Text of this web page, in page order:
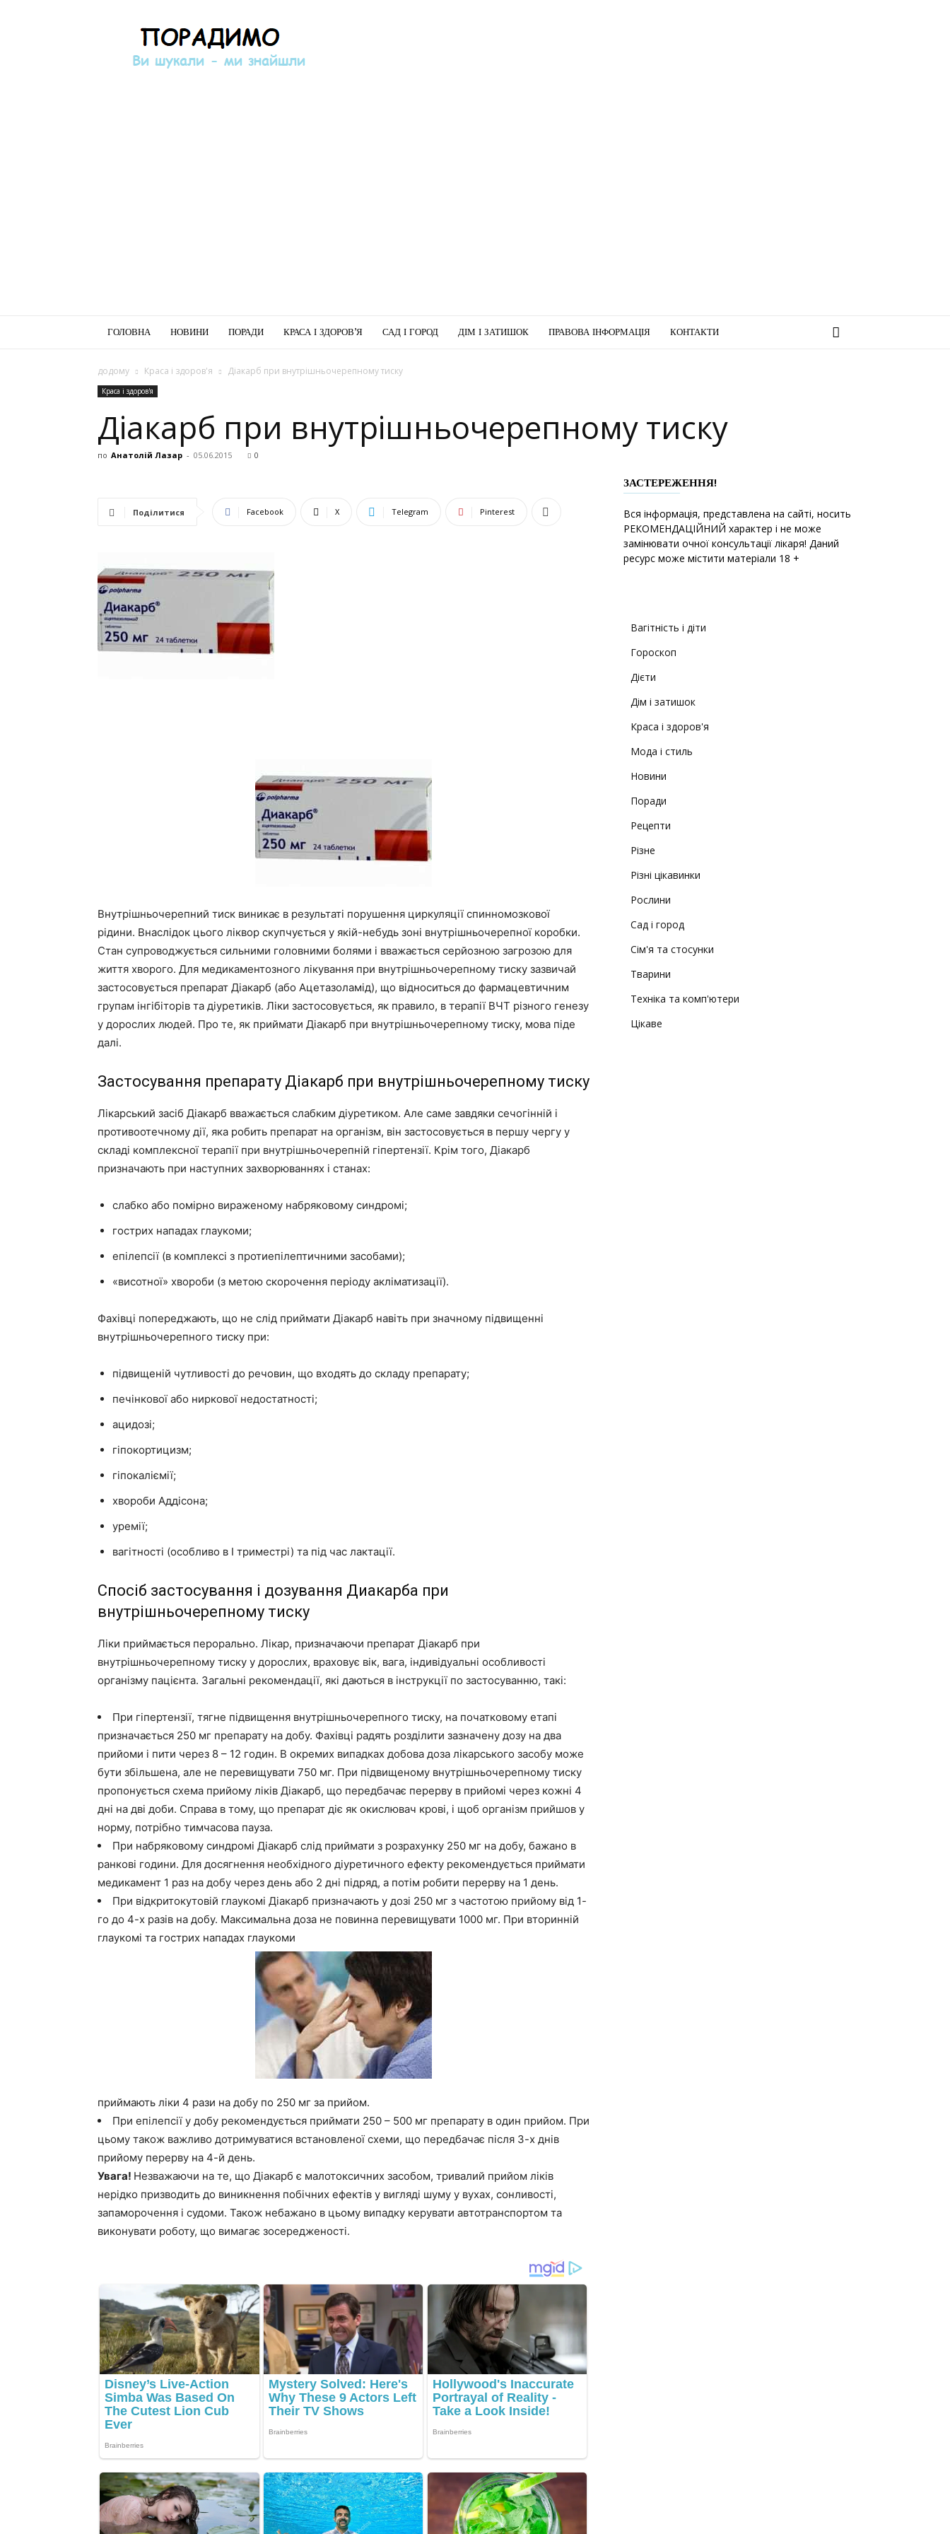
Порадимо
ГОЛОВНА НОВИНИ ПОРАДИ КРАСА І ЗДОРОВ’Я САД І ГОРОД ДІМ І ЗАТИШОК ПРАВОВА ІНФОРМАЦІЯ КОНТАКТИ
додому Краса і здоров'я Діакарб при внутрішньочерепному тиску
Краса і здоров'я
Діакарб при внутрішньочерепному тиску
по Анатолій Лазар - 05.06.2015 0
Поділитися Facebook X Telegram Pinterest
Внутрішньочерепний тиск виникає в результаті порушення циркуляції спинномозкової
рідини. Внаслідок цього ліквор скупчується у якій-небудь зоні внутрішньочерепної коробки.
Стан супроводжується сильними головними болями і вважається серйозною загрозою для
життя хворого. Для медикаментозного лікування при внутрішньочерепному тиску зазвичай
застосовується препарат Діакарб (або Ацетазоламід), що відноситься до фармацевтичним
групам інгібіторів та діуретиків. Ліки застосовується, як правило, в терапії ВЧТ різного генезу
у дорослих людей. Про те, як приймати Діакарб при внутрішньочерепному тиску, мова піде
далі.
Застосування препарату Діакарб при внутрішньочерепному тиску
Лікарський засіб Діакарб вважається слабким діуретиком. Але саме завдяки сечогінній і
противоотечному дії, яка робить препарат на організм, він застосовується в першу чергу у
складі комплексної терапії при внутрішньочерепній гіпертензії. Крім того, Діакарб
призначають при наступних захворюваннях і станах:
слабко або помірно вираженому набряковому синдромі;
гострих нападах глаукоми;
епілепсії (в комплексі з протиепілептичними засобами);
«висотної» хвороби (з метою скорочення періоду акліматизації).
Фахівці попереджають, що не слід приймати Діакарб навіть при значному підвищенні
внутрішньочерепного тиску при:
підвищеній чутливості до речовин, що входять до складу препарату;
печінкової або ниркової недостатності;
ацидозі;
гіпокортицизм;
гіпокаліємії;
хвороби Аддісона;
уремії;
вагітності (особливо в I триместрі) та під час лактації.
Спосіб застосування і дозування Диакарба при
внутрішньочерепному тиску
Ліки приймається перорально. Лікар, призначаючи препарат Діакарб при
внутрішньочерепному тиску у дорослих, враховує вік, вага, індивідуальні особливості
організму пацієнта. Загальні рекомендації, які даються в інструкції по застосуванню, такі:
При гіпертензії, тягне підвищення внутрішньочерепного тиску, на початковому етапі
призначається 250 мг препарату на добу. Фахівці радять розділити зазначену дозу на два
прийоми і пити через 8 – 12 годин. В окремих випадках добова доза лікарського засобу може
бути збільшена, але не перевищувати 750 мг. При підвищеному внутрішньочерепному тиску
пропонується схема прийому ліків Діакарб, що передбачає перерву в прийомі через кожні 4
дні на дві доби. Справа в тому, що препарат діє як окислювач крові, і щоб організм прийшов у
норму, потрібно тимчасова пауза.
При набряковому синдромі Діакарб слід приймати з розрахунку 250 мг на добу, бажано в
ранкові години. Для досягнення необхідного діуретичного ефекту рекомендується приймати
медикамент 1 раз на добу через день або 2 дні підряд, а потім робити перерву на 1 день.
При відкритокутовій глаукомі Діакарб призначають у дозі 250 мг з частотою прийому від 1-
го до 4-х разів на добу. Максимальна доза не повинна перевищувати 1000 мг. При вторинній
глаукомі та гострих нападах глаукоми
приймають ліки 4 рази на добу по 250 мг за прийом.
При епілепсії у добу рекомендується приймати 250 – 500 мг препарату в один прийом. При
цьому також важливо дотримуватися встановленої схеми, що передбачає після 3-х днів
прийому перерву на 4-й день.
Увага! Незважаючи на те, що Діакарб є малотоксичних засобом, тривалий прийом ліків
нерідко призводить до виникнення побічних ефектів у вигляді шуму у вухах, сонливості,
запаморочення і судоми. Також небажано в цьому випадку керувати автотранспортом та
виконувати роботу, що вимагає зосередженості.
ЗАСТЕРЕЖЕННЯ!
Вся інформація, представлена на сайті, носить
РЕКОМЕНДАЦІЙНИЙ характер і не може
замінювати очної консультації лікаря! Даний
ресурс може містити матеріали 18 +
Вагітність і діти
Гороскоп
Дієти
Дім і затишок
Краса і здоров'я
Мода і стиль
Новини
Поради
Рецепти
Різне
Різні цікавинки
Рослини
Сад і город
Сім'я та стосунки
Тварини
Техніка та комп'ютери
Цікаве